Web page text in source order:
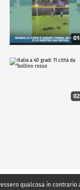
qualcosa in